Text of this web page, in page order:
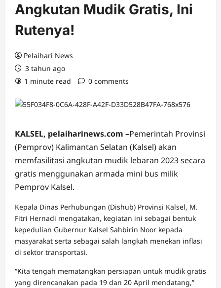
Angkutan Mudik Gratis, Ini
Rutenya!
Pelaihari News
3 tahun ago
1 minute read
0 comments
KALSEL, pelaiharinews.com –Pemerintah Provinsi
(Pemprov) Kalimantan Selatan (Kalsel) akan
memfasilitasi angkutan mudik lebaran 2023 secara
gratis menggunakan armada mini bus milik
Pemprov Kalsel.
Kepala Dinas Perhubungan (Dishub) Provinsi Kalsel, M.
Fitri Hernadi mengatakan, kegiatan ini sebagai bentuk
kepedulian Gubernur Kalsel Sahbirin Noor kepada
masyarakat serta sebagai salah langkah menekan inflasi
di sektor transportasi.
“Kita tengah mematangkan persiapan untuk mudik gratis
yang direncanakan pada 19 dan 20 April mendatang,”